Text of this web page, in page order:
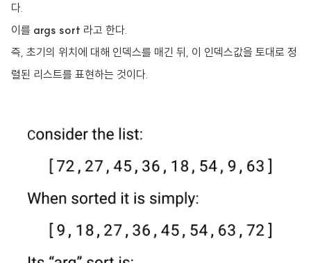
다.
이를 args sort 라고 한다.
즉, 초기의 위치에 대해 인덱스를 매긴 뒤, 이 인덱스값을 토대로 정
렬된 리스트를 표현하는 것이다.